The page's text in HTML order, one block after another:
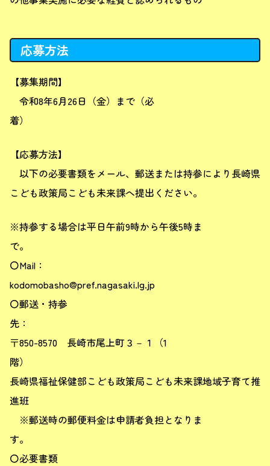
応募方法
【募集期間】
令和8年6月26日（金）まで（必
【応募方法】
以下の必要書類をメール、郵送または持参により長崎県
こども政策局こども未来課へ提出ください。
※持参する場合は平日午前9時から午後5時ま
で
〇Mail：
〇郵送・持参
〒850-8570 長崎市尾上町３－１（1
長崎県福祉保健部こども政策局こども未来課地域子育て推
進班
※郵送時の郵便料金は申請者負担となりま
〇必要書類